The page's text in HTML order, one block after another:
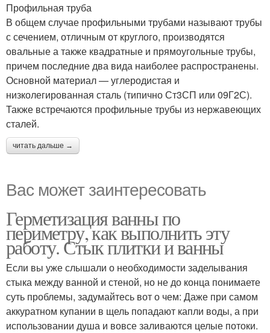
Профильная труба
В общем случае профильными трубами называют трубы
с сечением, отличным от круглого, производятся
овальные а также квадратные и прямоугольные трубы,
причем последние два вида наиболее распространены.
Основной материал — углеродистая и
низколегированная сталь (типично Ст3СП или 09Г2С).
Также встречаются профильные трубы из нержавеющих
сталей.
читать дальше →
Вас может заинтересовать
Герметизация ванны по
периметру, как выполнить эту
работу. Стык плитки и ванны
Если вы уже слышали о необходимости заделывания
стыка между ванной и стеной, но не до конца понимаете
суть проблемы, задумайтесь вот о чем: Даже при самом
аккуратном купании в щель попадают капли воды, а при
использовании душа и вовсе заливаются целые потоки.